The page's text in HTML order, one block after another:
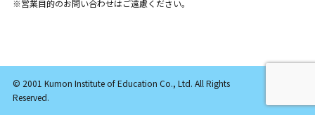
※営業目的のお問い合わせはご遠慮ください。
© 2001 Kumon Institute of Education Co., Ltd. All Rights
Reserved.